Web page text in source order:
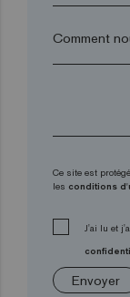
Ce site est
les conditions
J'ai lu et
Envoyer